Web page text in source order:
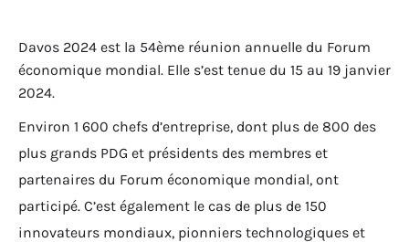
Davos 2024 est la 54ème réunion annuelle du Forum
économique mondial. Elle s’est tenue du 15 au 19 janvier
2024.
Environ 1 600 chefs d’entreprise, dont plus de 800 des
plus grands PDG et présidents des membres et
partenaires du Forum économique mondial, ont
participé. C’est également le cas de plus de 150
innovateurs mondiaux, pionniers technologiques et